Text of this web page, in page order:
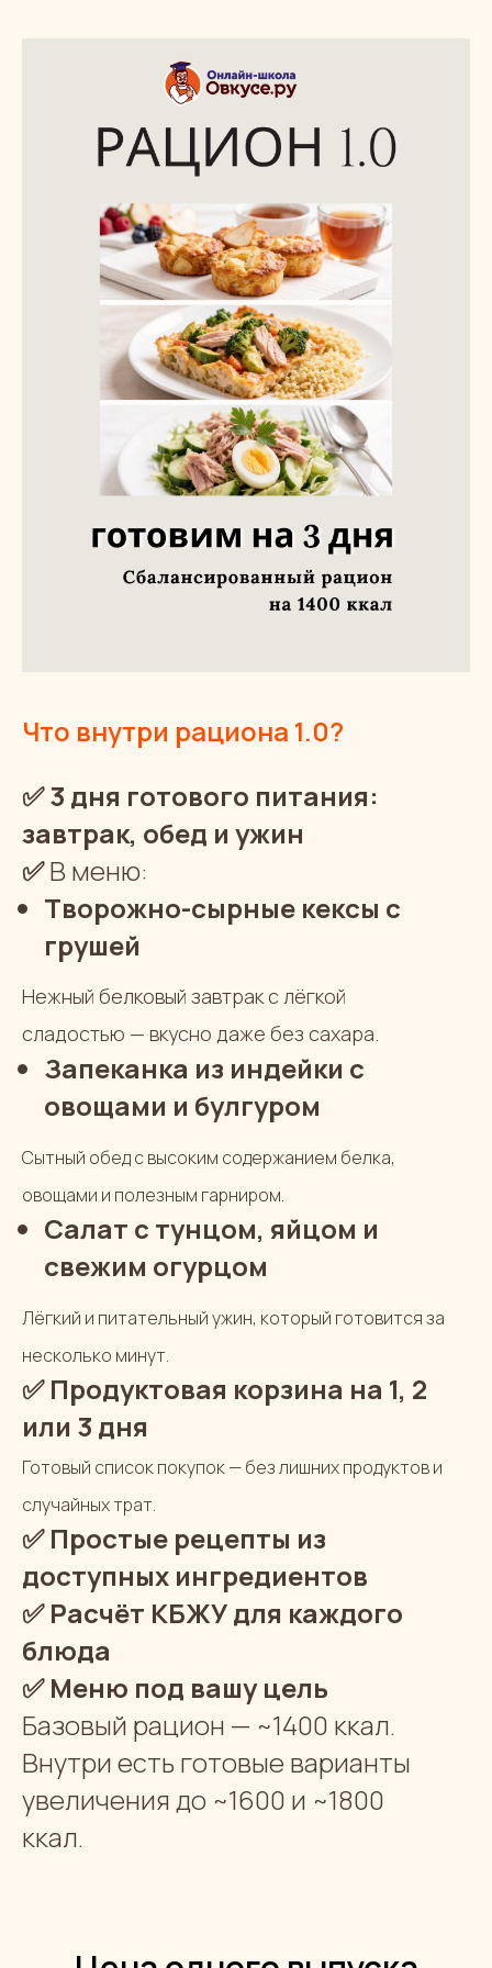
Что внутри рациона 1.0?
✅3 дня готового питания:
завтрак, обед и ужин
✅В меню:
Творожно-сырные кексы с
грушей
Нежный белковый завтрак с лёгкой
сладостью — вкусно даже без сахара.
Запеканка из индейки с
овощами и булгуром
Сытный обед с высоким содержанием белка,
овощами и полезным гарниром.
Салат с тунцом, яйцом и
свежим огурцом
Лёгкий и питательный ужин, который готовится за
несколько минут.
✅ Продуктовая корзина на 1, 2
или 3 дня
Готовый список покупок — без лишних продуктов и
случайных трат.
✅ Простые рецепты из
доступных ингредиентов
✅ Расчёт КБЖУ для каждого
блюда
✅ Меню под вашу цель
Базовый рацион — ~1400 ккал.
Внутри есть готовые варианты
увеличения до ~1600 и ~1800
ккал.